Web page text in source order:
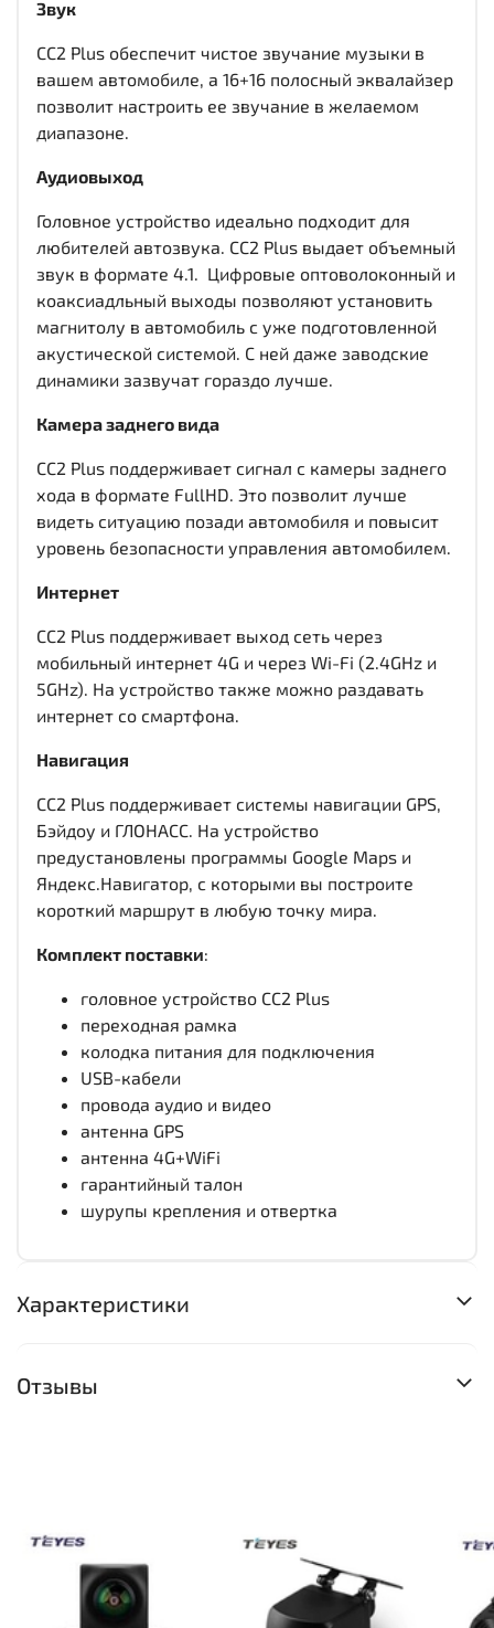
Звук
CC2 Plus обеспечит чистое звучание музыки в
вашем автомобиле, а 16+16 полосный эквалайзер
позволит настроить ее звучание в желаемом
диапазоне.
Аудиовыход
Головное устройство идеально подходит для
любителей автозвука. CC2 Plus выдает объемный
звук в формате 4.1. Цифровые оптоволоконный и
коаксиадльный выходы позволяют установить
магнитолу в автомобиль с уже подготовленной
акустической системой. С ней даже заводские
динамики зазвучат гораздо лучше.
Камера заднего вида
CC2 Plus поддерживает сигнал с камеры заднего
хода в формате FullHD. Это позволит лучше
видеть ситуацию позади автомобиля и повысит
уровень безопасности управления автомобилем.
Интернет
CC2 Plus поддерживает выход сеть через
мобильный интернет 4G и через Wi-Fi (2.4GHz и
5GHz). На устройство также можно раздавать
интернет со смартфона.
Навигация
CC2 Plus поддерживает системы навигации GPS,
Бэйдоу и ГЛОНАСС. На устройство
предустановлены программы Google Maps и
Яндекс.Навигатор, с которыми вы построите
короткий маршрут в любую точку мира.
Комплект поставки:
головное устройство CC2 Plus
переходная рамка
колодка питания для подключения
USB-кабели
провода аудио и видео
антенна GPS
антенна 4G+WiFi
гарантийный талон
шурупы крепления и отвертка
Характеристики
Отзывы